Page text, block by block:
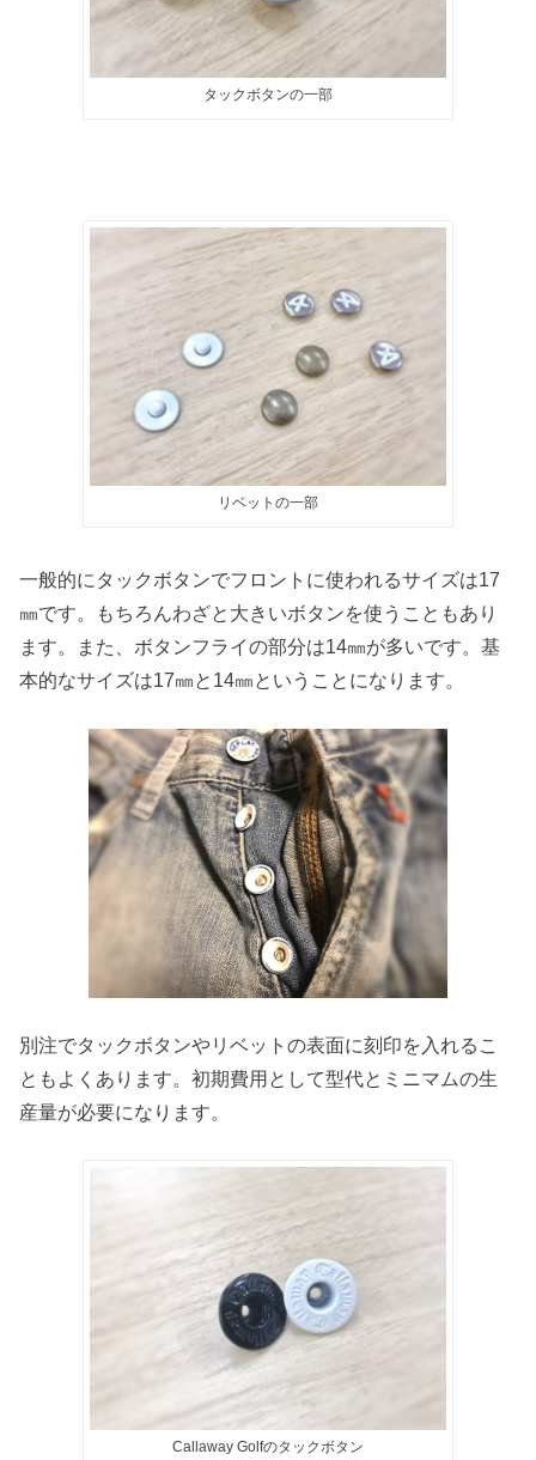
タックボタンの一部
リベットの一部
一般的にタックボタンでフロントに使われるサイズは17
㎜です。もちろんわざと大きいボタンを使うこともあり
ます。また、ボタンフライの部分は14㎜が多いです。基
本的なサイズは17㎜と14㎜ということになります。
別注でタックボタンやリベットの表面に刻印を入れるこ
ともよくあります。初期費用として型代とミニマムの生
産量が必要になります。
Callaway Golfのタックボタン